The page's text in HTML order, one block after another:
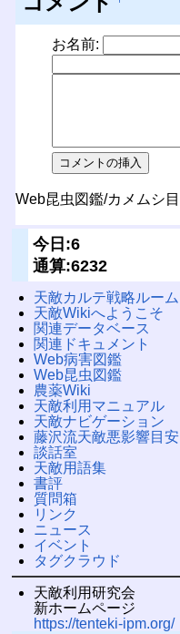
お名前:
Web昆虫図鑑/カメムシ目
今日:6
通算:6232
天敵カルテ戦略ルーム
天敵Wikiへようこそ
関連データベース
関連ドキュメント
Web病害図鑑
Web昆虫図鑑
農薬Wiki
天敵利用マニュアル
天敵ナビゲーション
藤沢流天敵悪影響目安
談話室
天敵用語集
書評
質問箱
リンク
ニュース
イベント
タグクラウド
天敵利用研究会
新ホームページ
https://tenteki-ipm.org/